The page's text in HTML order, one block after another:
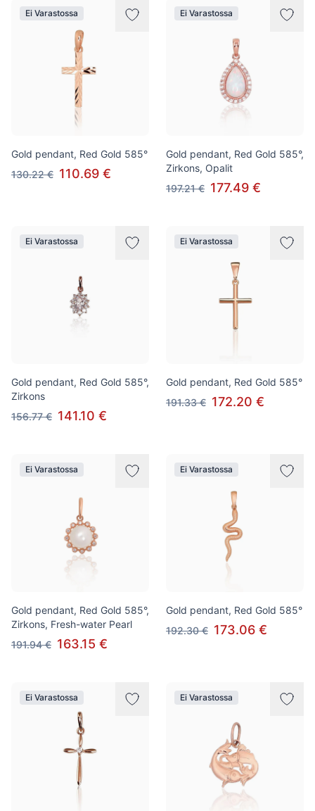
Ei Varastossa
Gold pendant, Red Gold 585°
130.22 € 110.69 €
Ei Varastossa
Gold pendant, Red Gold 585°,
Zirkons, Opalit
197.21 € 177.49 €
Ei Varastossa
Gold pendant, Red Gold 585°,
Zirkons
156.77 € 141.10 €
Ei Varastossa
Gold pendant, Red Gold 585°
191.33 € 172.20 €
Ei Varastossa
Gold pendant, Red Gold 585°,
Zirkons, Fresh-water Pearl
191.94 € 163.15 €
Ei Varastossa
Gold pendant, Red Gold 585°
192.30 € 173.06 €
Ei Varastossa Ei Varastossa